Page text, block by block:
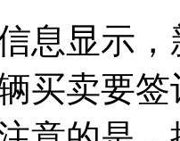
息显示
买卖要